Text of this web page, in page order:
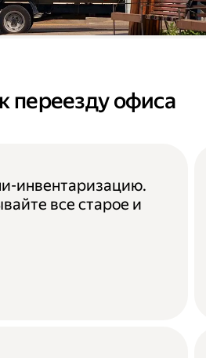
переезду офиса
инвентаризацию.
все старое и